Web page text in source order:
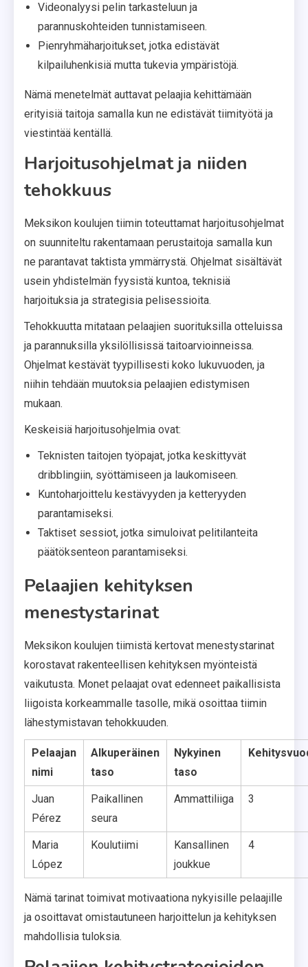
Videonalyysi pelin tarkasteluun ja
parannuskohteiden tunnistamiseen.
Pienryhmäharjoitukset, jotka edistävät
kilpailuhenkisiä mutta tukevia ympäristöjä.
Nämä menetelmät auttavat pelaajia kehittämään
erityisiä taitoja samalla kun ne edistävät tiimityötä ja
viestintää kentällä.
Harjoitusohjelmat ja niiden
tehokkuus
Meksikon koulujen tiimin toteuttamat harjoitusohjelmat
on suunniteltu rakentamaan perustaitoja samalla kun
ne parantavat taktista ymmärrystä. Ohjelmat sisältävät
usein yhdistelmän fyysistä kuntoa, teknisiä
harjoituksia ja strategisia pelisessioita.
Tehokkuutta mitataan pelaajien suorituksilla otteluissa
ja parannuksilla yksilöllisissä taitoarvioinneissa.
Ohjelmat kestävät tyypillisesti koko lukuvuoden, ja
niihin tehdään muutoksia pelaajien edistymisen
mukaan.
Keskeisiä harjoitusohjelmia ovat:
Teknisten taitojen työpajat, jotka keskittyvät
dribblingiin, syöttämiseen ja laukomiseen.
Kuntoharjoittelu kestävyyden ja ketteryyden
parantamiseksi.
Taktiset sessiot, jotka simuloivat pelitilanteita
päätöksenteon parantamiseksi.
Pelaajien kehityksen
menestystarinat
Meksikon koulujen tiimistä kertovat menestystarinat
korostavat rakenteellisen kehityksen myönteistä
vaikutusta. Monet pelaajat ovat edenneet paikallisista
liigoista korkeammalle tasolle, mikä osoittaa tiimin
lähestymistavan tehokkuuden.
Pelaajan
nimi
Alkuperäinen
taso
Nykyinen
taso
Juan
Pérez
Paikallinen
seura
Ammattiliiga 3
Maria
López
Koulutiimi
Kansallinen
joukkue
4
Nämä tarinat toimivat motivaationa nykyisille pelaajille
ja osoittavat omistautuneen harjoittelun ja kehityksen
mahdollisia tuloksia.